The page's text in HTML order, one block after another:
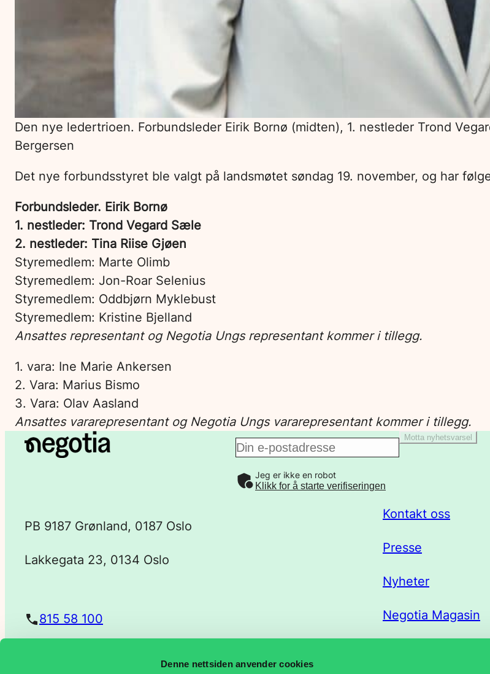
Denne nettsiden anvender cookies
Den nye ledertrioen. Forbundsleder Eirik Bornø (midten), 1. nestleder Trond
Bergersen
Det nye forbundsstyret ble valgt på landsmøtet søndag 19. november, og har
Forbundsleder. Eirik Bornø
1. nestleder: Trond Vegard Sæle
2. nestleder: Tina Riise Gjøen
Styremedlem: Marte Olimb
Styremedlem: Jon-Roar Selenius
Styremedlem: Oddbjørn Myklebust
Styremedlem: Kristine Bjelland
Ansattes representant og Negotia Ungs representant kommer i tillegg.
1. vara: Ine Marie Ankersen
2. Vara: Marius Bismo
3. Vara: Olav Aasland
Ansattes vararepresentant og Negotia Ungs vararepresentant kommer i tillegg.
E
-
Motta nyhetsvarsel
Jeg er ikke en robot
Klikk for å starte verifiseringen
PB 9187 Grønland, 0187 Oslo
Lakkegata 23, 0134 Oslo
815 58 100
Kontakt oss
Presse
Nyheter
Negotia Magasin